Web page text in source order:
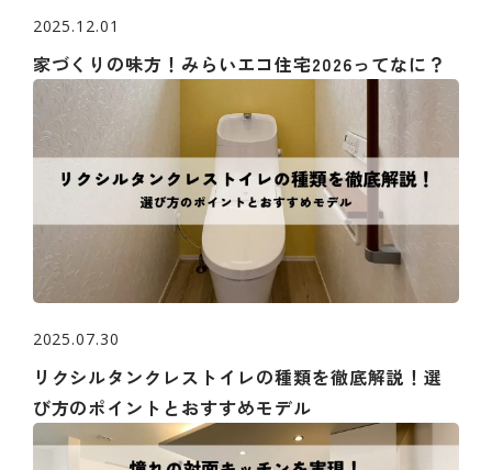
2025.12.01
家づくりの味方！みらいエコ住宅2026ってなに？
2025.07.30
リクシルタンクレストイレの種類を徹底解説！選
び方のポイントとおすすめモデル